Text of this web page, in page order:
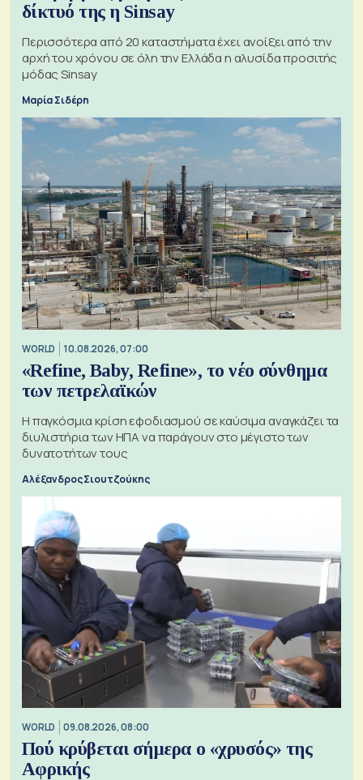
δίκτυό της η Sinsay
Περισσότερα από 20 καταστήματα έχει ανοίξει από την
αρχή του χρόνου σε όλη την Ελλάδα η αλυσίδα προσιτής
μόδας Sinsay
Μαρία Σιδέρη
WORLD 10.08.2026, 07:00
«Refine, Baby, Refine», το νέο σύνθημα
των πετρελαϊκών
Η παγκόσμια κρίση εφοδιασμού σε καύσιμα αναγκάζει τα
διυλιστήρια των ΗΠΑ να παράγουν στο μέγιστο των
δυνατοτήτων τους
Αλέξανδρος Σιουτζούκης
WORLD 09.08.2026, 08:00
Πού κρύβεται σήμερα ο «χρυσός» της
Αφρικής